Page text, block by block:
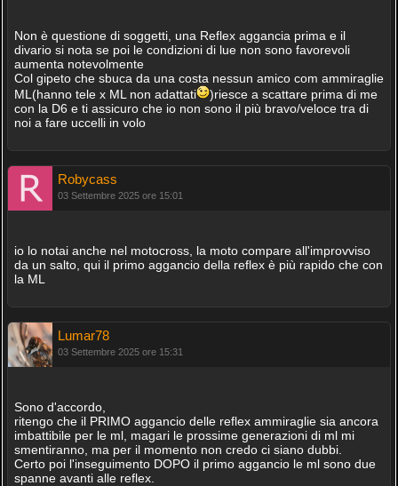
Non è questione di soggetti, una Reflex aggancia prima e il
divario si nota se poi le condizioni di lue non sono favorevoli
aumenta notevolmente
Col gipeto che sbuca da una costa nessun amico com ammiraglie
ML(hanno tele x ML non adattati
)riesce a scattare prima di me
con la D6 e ti assicuro che io non sono il più bravo/veloce tra di
noi a fare uccelli in volo
Robycass
03 Settembre 2025 ore 15:01
io lo notai anche nel motocross, la moto compare all'improvviso
da un salto, qui il primo aggancio della reflex è più rapido che con
la ML
Lumar78
03 Settembre 2025 ore 15:31
Sono d'accordo,
ritengo che il PRIMO aggancio delle reflex ammiraglie sia ancora
imbattibile per le ml, magari le prossime generazioni di ml mi
smentiranno, ma per il momento non credo ci siano dubbi.
Certo poi l'inseguimento DOPO il primo aggancio le ml sono due
spanne avanti alle reflex.